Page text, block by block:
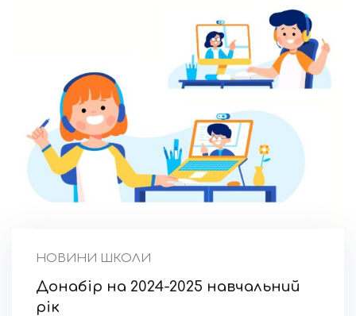
НОВИНИ ШКОЛИ
Донабір на 2024-2025 навчальний
рік